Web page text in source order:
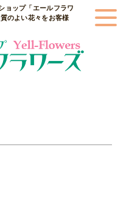
ョップ「エールフラワ
のよい花々をお客様